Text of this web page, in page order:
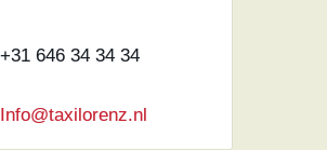
+31 646 34 34 34
Info@taxilorenz.nl